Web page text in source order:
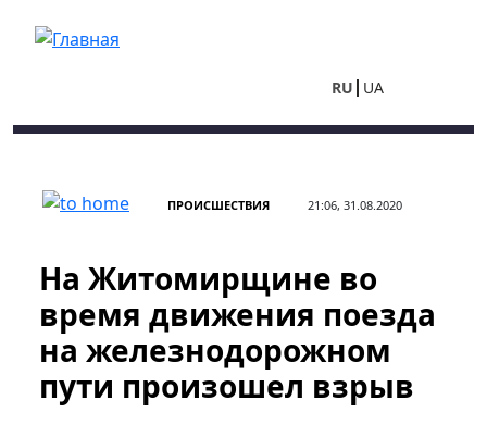
RU UA
ПРОИСШЕСТВИЯ 21:06, 31.08.2020
На Житомирщине во
время движения поезда
на железнодорожном
пути произошел взрыв